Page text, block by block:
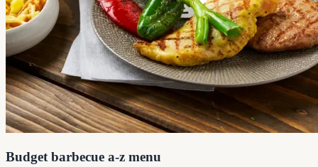
Budget barbecue a-z menu